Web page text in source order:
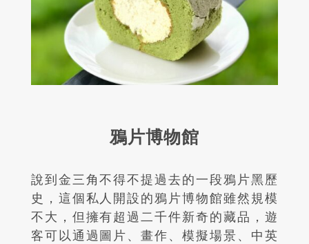
鴉片博物館
說到金三角不得不提過去的一段鴉片黑歷
史，這個私人開設的鴉片博物館雖然規模
不大，但擁有超過二千件新奇的藏品，遊
客可以通過圖片、畫作、模擬場景、中英